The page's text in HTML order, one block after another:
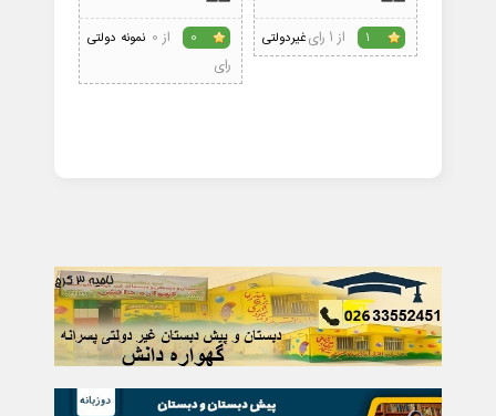
غیردولتی 1 از 1 رای نمونه دولتی 0
از 0
رای